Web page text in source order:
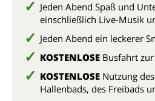
Jeden Abend Spaß und
einschließlich Live-Musik
Jeden Abend ein leckerer
KOSTENLOSE Busfahrt
KOSTENLOSE Nutzung
Hallenbads, des Freibads